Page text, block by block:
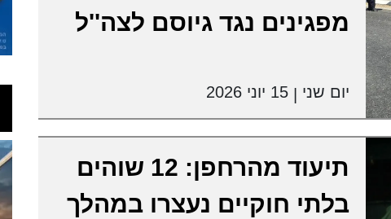
מפגינים נגד גיוסם לצה''ל
יום שני | 15 יוני 2026
תיעוד מהרחפן: 12 שוהים
בלתי חוקיים נעצרו במהלך